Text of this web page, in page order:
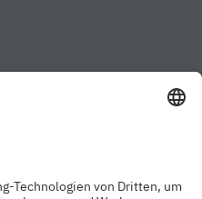
Studiengangsfinder
Services & Beratung für